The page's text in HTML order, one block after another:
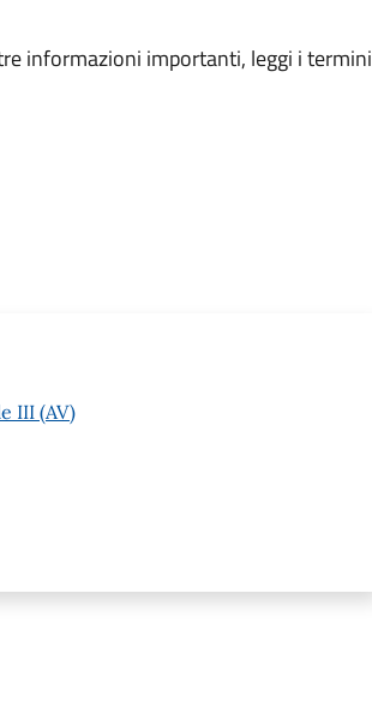
informazioni importanti, leggi i termini
III (AV)